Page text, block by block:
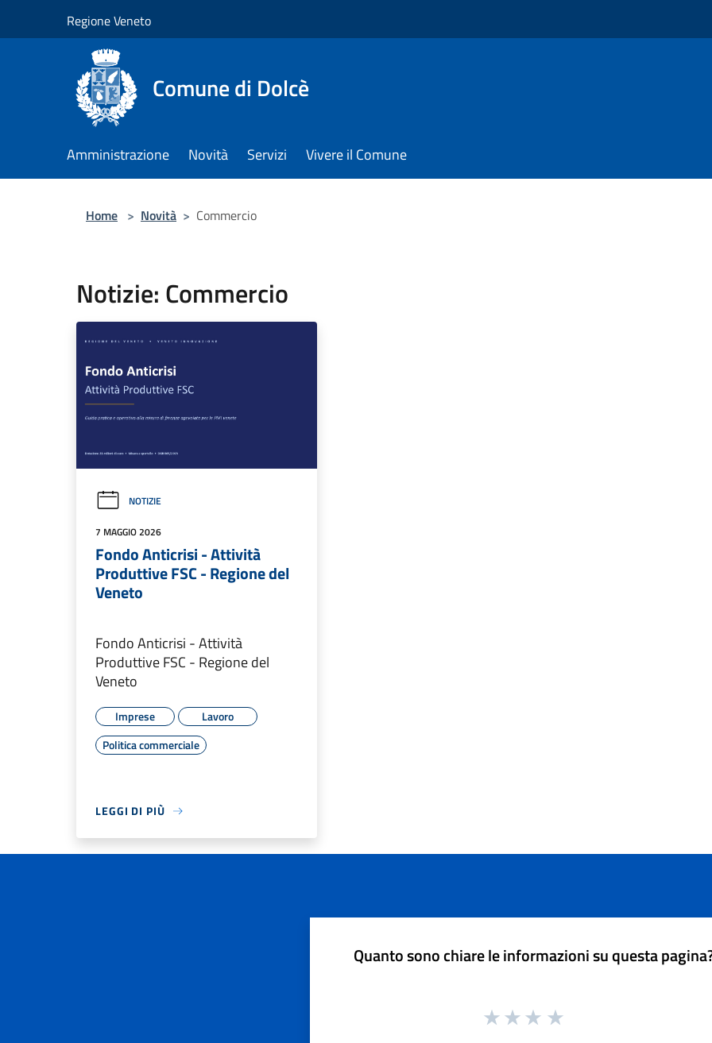
Regione Veneto
Comune di Dolcè
Amministrazione Novità Servizi Vivere il Comune
Home > Novità > Commercio
Notizie: Commercio
NOTIZIE
7 MAGGIO 2026
Fondo Anticrisi - Attività
Produttive FSC - Regione del
Veneto
Fondo Anticrisi - Attività
Produttive FSC - Regione del
Veneto
Imprese
Lavoro
Politica commerciale
LEGGI DI PIÙ
Quanto sono chiare le informazioni su questa